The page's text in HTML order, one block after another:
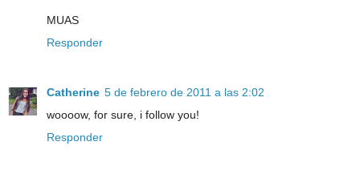
MUAS
Responder
Catherine 5 de febrero de 2011 a las 2:02
woooow, for sure, i follow you!
Responder